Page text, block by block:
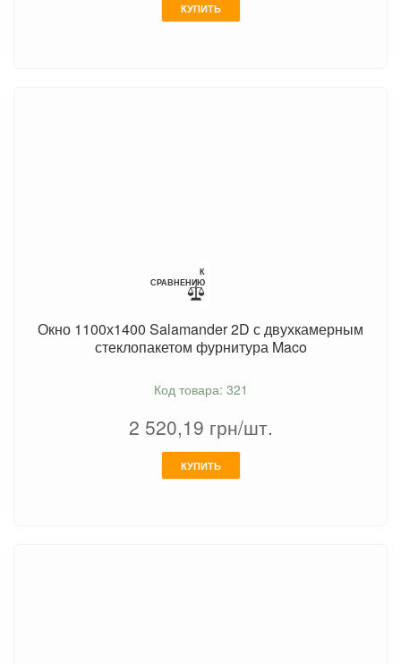
КУПИТЬ
К
СРАВНЕНИЮ
Окно 1100х1400 Salamander 2D с двухкамерным
стеклопакетом фурнитура Maco
Код товара: 321
2 520,19 грн/шт.
КУПИТЬ